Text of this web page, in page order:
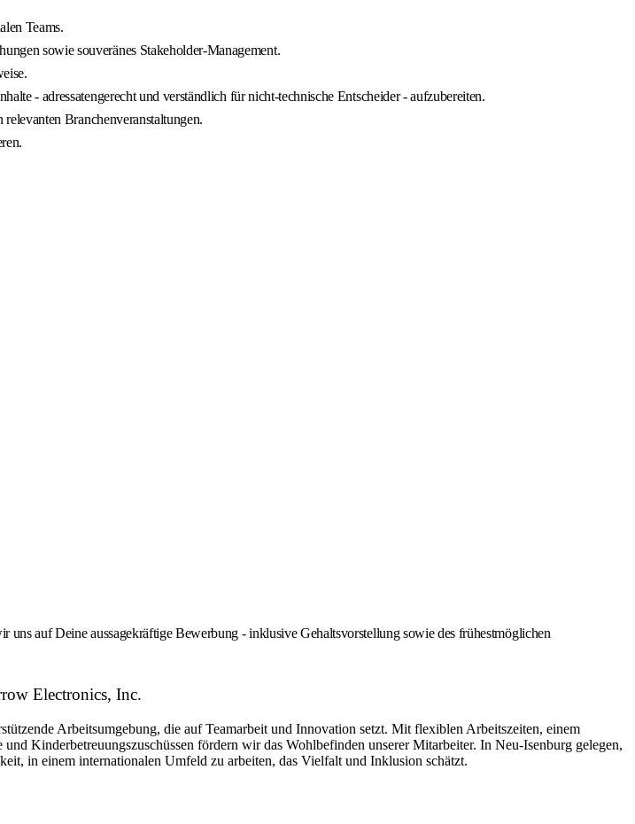
Teams.
sowie souveränes Stakeholder-Management.
- adressatengerecht und verständlich für nicht-technische Entscheider - aufzubereiten.
Branchenveranstaltungen.
auf Deine aussagekräftige Bewerbung - inklusive Gehaltsvorstellung sowie des frühestmöglichen
Electronics, Inc.
Arbeitsumgebung, die auf Teamarbeit und Innovation setzt. Mit flexiblen Arbeitszeiten, einem
Kinderbetreuungszuschüssen fördern wir das Wohlbefinden unserer Mitarbeiter. In Neu-Isenburg gelegen,
in einem internationalen Umfeld zu arbeiten, das Vielfalt und Inklusion schätzt.